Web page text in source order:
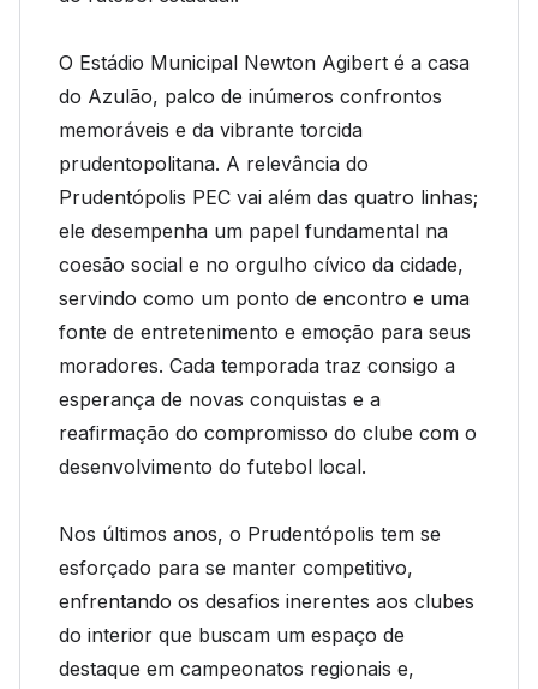
O Estádio Municipal Newton Agibert é a casa
do Azulão, palco de inúmeros confrontos
memoráveis e da vibrante torcida
prudentopolitana. A relevância do
Prudentópolis PEC vai além das quatro linhas;
ele desempenha um papel fundamental na
coesão social e no orgulho cívico da cidade,
servindo como um ponto de encontro e uma
fonte de entretenimento e emoção para seus
moradores. Cada temporada traz consigo a
esperança de novas conquistas e a
reafirmação do compromisso do clube com o
desenvolvimento do futebol local.
Nos últimos anos, o Prudentópolis tem se
esforçado para se manter competitivo,
enfrentando os desafios inerentes aos clubes
do interior que buscam um espaço de
destaque em campeonatos regionais e,